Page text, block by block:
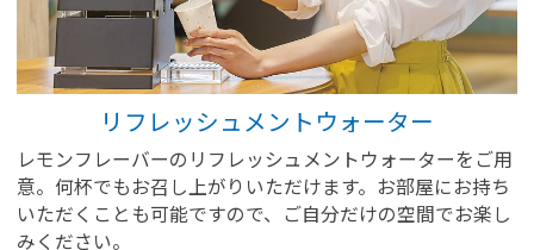
※You will be redirected to Choice Hotel International official
clicking each hotel name.
Rates and the membership program differ from Japanese website.
Global Site
リフレッシュメントウォーター
レモンフレーバーのリフレッシュメントウォーターをご用
意。何杯でもお召し上がりいただけます。お部屋にお持ち
いただくことも可能ですので、ご自分だけの空間でお楽し
みください。